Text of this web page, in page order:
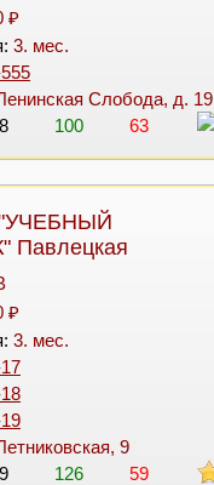
₽
3. мес.
Слобода, д. 19
100 63
"УЧЕБНЫЙ
Павлецкая
₽
3. мес.
9
126 59